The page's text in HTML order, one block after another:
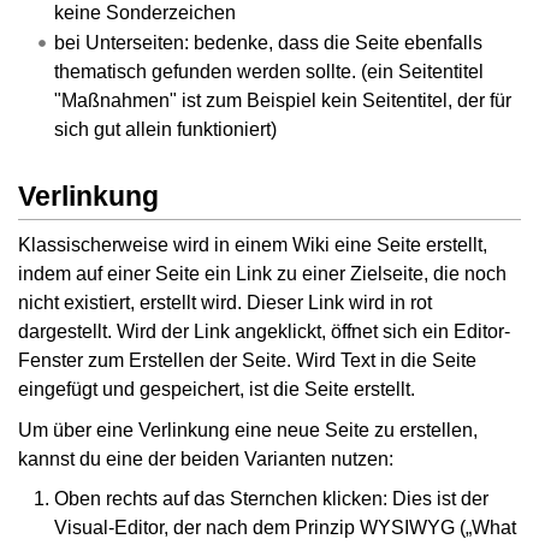
keine Sonderzeichen
bei Unterseiten: bedenke, dass die Seite ebenfalls
thematisch gefunden werden sollte. (ein Seitentitel
"Maßnahmen" ist zum Beispiel kein Seitentitel, der für
sich gut allein funktioniert)
Verlinkung
Klassischerweise wird in einem Wiki eine Seite erstellt,
indem auf einer Seite ein Link zu einer Zielseite, die noch
nicht existiert, erstellt wird. Dieser Link wird in rot
dargestellt. Wird der Link angeklickt, öffnet sich ein Editor-
Fenster zum Erstellen der Seite. Wird Text in die Seite
eingefügt und gespeichert, ist die Seite erstellt.
Um über eine Verlinkung eine neue Seite zu erstellen,
kannst du eine der beiden Varianten nutzen:
Oben rechts auf das Sternchen klicken: Dies ist der
Visual-Editor, der nach dem Prinzip WYSIWYG („What